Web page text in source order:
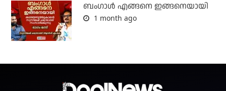
ബം​ഗാൾ എങ്ങനെ ഇങ്ങനെയായി
1 month ago